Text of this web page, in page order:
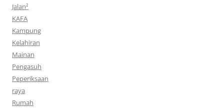
Jalan²
KAFA
Kampung
Kelahiran
Mainan
Pengasuh
Peperiksaan
raya
Rumah